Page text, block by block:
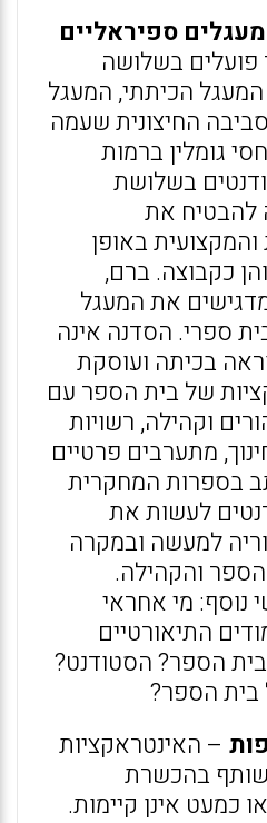
ספיראליים
בשלושה
הכיתתי, המעגל
החיצונית שעמה
גומלין ברמות
בשלושת
להבטיח את
באופן
כקבוצה. ברם,
את המעגל
ספרי. הסדנה אינה
בכיתה ועוסקת
של בית הספר עם
וקהילה, רשויות
מתערבים פרטיים
בספרות המחקרית
לעשות את
למעשה ובמקרה
והקהילה.
נוסף: מי אחראי
התיאורטיים
הספר? הסטודנט?
בית הספר?
– האינטראקציות
בהכשרת
כמעט אינן קיימות.